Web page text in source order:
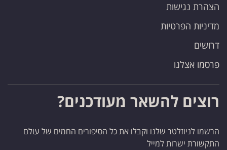
הצהרת נגישות
מדיניות הפרטיות
דרושים
פרסמו אצלנו
רוצים להשאר מעודכנים?
הרשמו לניוזלטר שלנו וקבלו את כל הסיפורים החמים של עולם
התקשורת ישרות למייל